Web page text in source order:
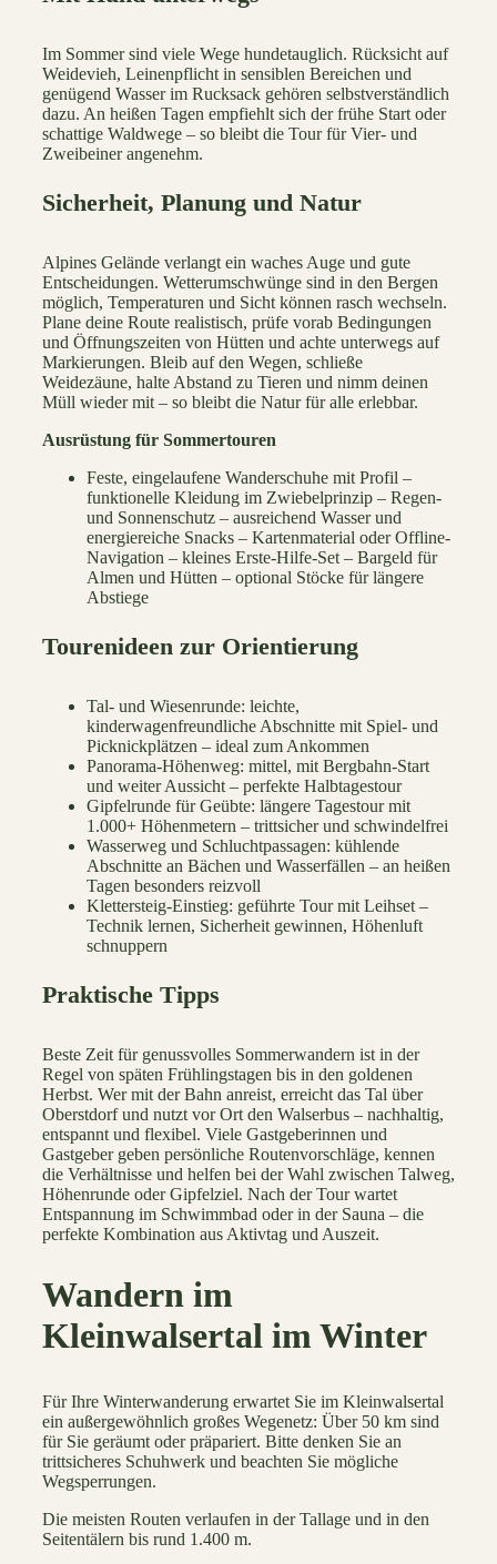
Im Sommer sind viele Wege hundetauglich. Rücksicht auf
Weidevieh, Leinenpflicht in sensiblen Bereichen und
genügend Wasser im Rucksack gehören selbstverständlich
dazu. An heißen Tagen empfiehlt sich der frühe Start oder
schattige Waldwege – so bleibt die Tour für Vier- und
Zweibeiner angenehm.
Sicherheit, Planung und Natur
Alpines Gelände verlangt ein waches Auge und gute
Entscheidungen. Wetterumschwünge sind in den Bergen
möglich, Temperaturen und Sicht können rasch wechseln.
Plane deine Route realistisch, prüfe vorab Bedingungen
und Öffnungszeiten von Hütten und achte unterwegs auf
Markierungen. Bleib auf den Wegen, schließe
Weidezäune, halte Abstand zu Tieren und nimm deinen
Müll wieder mit – so bleibt die Natur für alle erlebbar.
Ausrüstung für Sommertouren
Feste, eingelaufene Wanderschuhe mit Profil –
funktionelle Kleidung im Zwiebelprinzip – Regen-
und Sonnenschutz – ausreichend Wasser und
energiereiche Snacks – Kartenmaterial oder Offline-
Navigation – kleines Erste-Hilfe-Set – Bargeld für
Almen und Hütten – optional Stöcke für längere
Abstiege
Tourenideen zur Orientierung
Tal- und Wiesenrunde: leichte,
kinderwagenfreundliche Abschnitte mit Spiel- und
Picknickplätzen – ideal zum Ankommen
Panorama-Höhenweg: mittel, mit Bergbahn-Start
und weiter Aussicht – perfekte Halbtagestour
Gipfelrunde für Geübte: längere Tagestour mit
1.000+ Höhenmetern – trittsicher und schwindelfrei
Wasserweg und Schluchtpassagen: kühlende
Abschnitte an Bächen und Wasserfällen – an heißen
Tagen besonders reizvoll
Klettersteig-Einstieg: geführte Tour mit Leihset –
Technik lernen, Sicherheit gewinnen, Höhenluft
schnuppern
Praktische Tipps
Beste Zeit für genussvolles Sommerwandern ist in der
Regel von späten Frühlingstagen bis in den goldenen
Herbst. Wer mit der Bahn anreist, erreicht das Tal über
Oberstdorf und nutzt vor Ort den Walserbus – nachhaltig,
entspannt und flexibel. Viele Gastgeberinnen und
Gastgeber geben persönliche Routenvorschläge, kennen
die Verhältnisse und helfen bei der Wahl zwischen Talweg,
Höhenrunde oder Gipfelziel. Nach der Tour wartet
Entspannung im Schwimmbad oder in der Sauna – die
perfekte Kombination aus Aktivtag und Auszeit.
Wandern im
Kleinwalsertal im Winter
Für Ihre Winterwanderung erwartet Sie im Kleinwalsertal
ein außergewöhnlich großes Wegenetz: Über 50 km sind
für Sie geräumt oder präpariert. Bitte denken Sie an
trittsicheres Schuhwerk und beachten Sie mögliche
Wegsperrungen.
Die meisten Routen verlaufen in der Tallage und in den
Seitentälern bis rund 1.400 m.